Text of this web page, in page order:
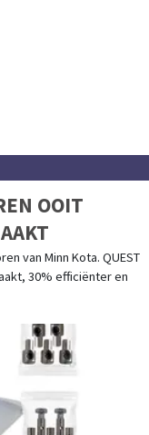
OOIT
van Minn Kota. QUEST
30% efficiënter en